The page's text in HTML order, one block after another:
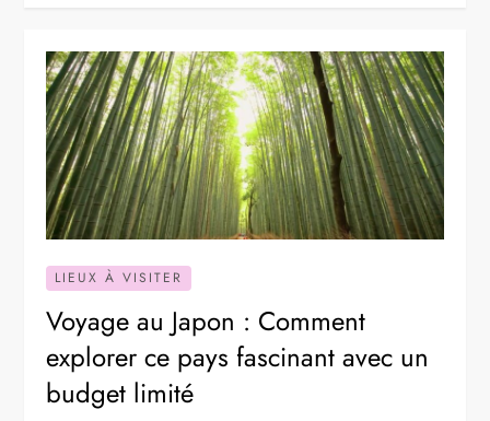
LIEUX À VISITER
Voyage au Japon : Comment
explorer ce pays fascinant avec un
budget limité